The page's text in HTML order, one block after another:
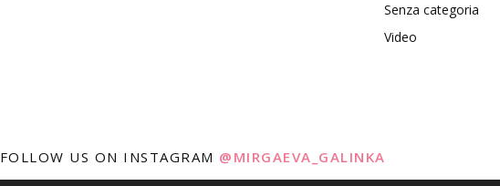
Senza categoria
Video
FOLLOW US ON INSTAGRAM @MIRGAEVA_GALINKA